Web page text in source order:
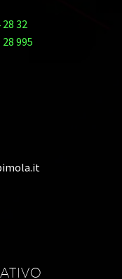
28 32
995